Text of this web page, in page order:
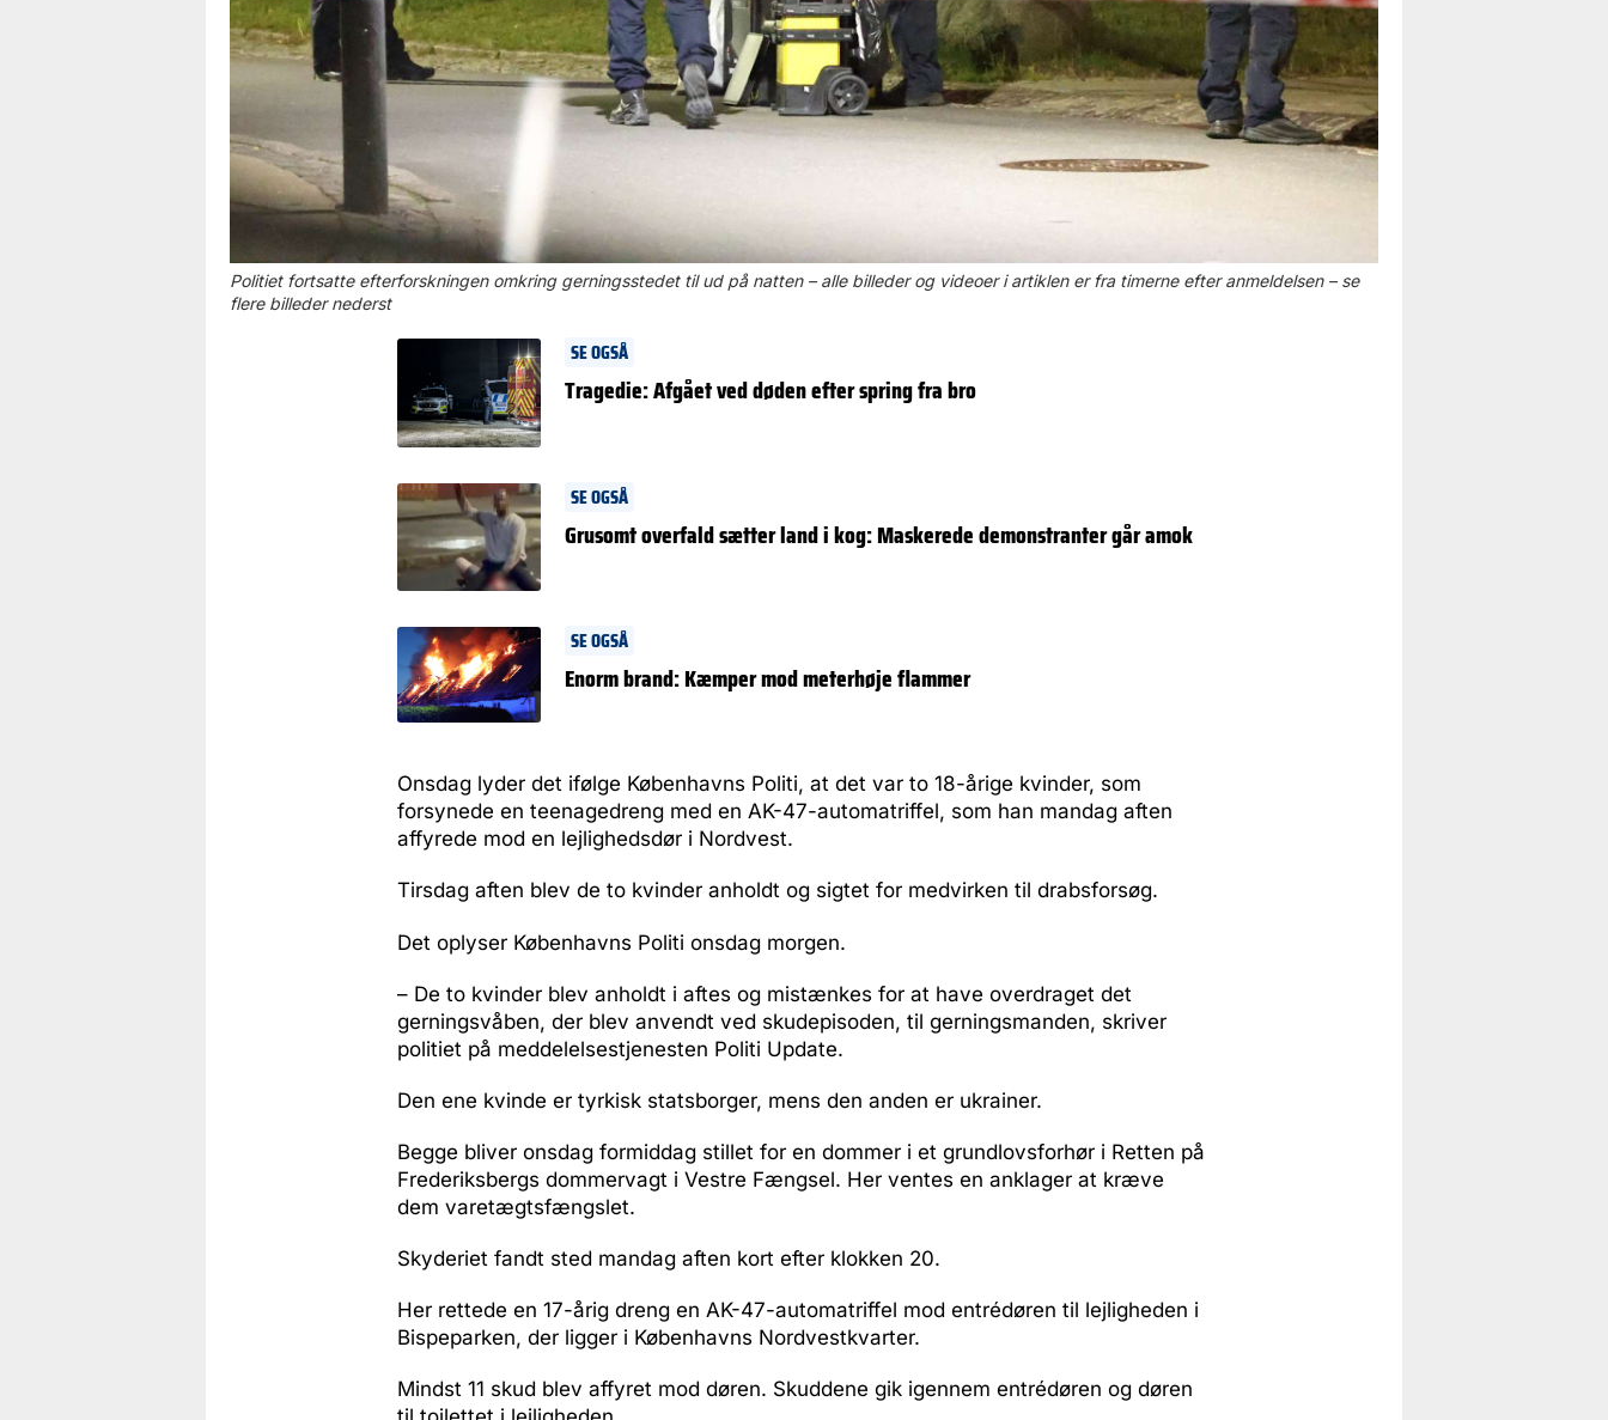
Politiet fortsatte efterforskningen omkring gerningsstedet til ud på natten – alle billeder og videoer i artiklen er fra timerne efter anmeldelsen – se
flere billeder nederst
SE OGSÅ
Tragedie: Afgået ved døden efter spring fra bro
SE OGSÅ
Grusomt overfald sætter land i kog: Maskerede demonstranter går amok
SE OGSÅ
Enorm brand: Kæmper mod meterhøje flammer
Onsdag lyder det ifølge Københavns Politi, at det var to 18-årige kvinder, som
forsynede en teenagedreng med en AK-47-automatriffel, som han mandag aften
affyrede mod en lejlighedsdør i Nordvest.
Tirsdag aften blev de to kvinder anholdt og sigtet for medvirken til drabsforsøg.
Det oplyser Københavns Politi onsdag morgen.
– De to kvinder blev anholdt i aftes og mistænkes for at have overdraget det
gerningsvåben, der blev anvendt ved skudepisoden, til gerningsmanden, skriver
politiet på meddelelsestjenesten Politi Update.
Den ene kvinde er tyrkisk statsborger, mens den anden er ukrainer.
Begge bliver onsdag formiddag stillet for en dommer i et grundlovsforhør i Retten på
Frederiksbergs dommervagt i Vestre Fængsel. Her ventes en anklager at kræve
dem varetægtsfængslet.
Skyderiet fandt sted mandag aften kort efter klokken 20.
Her rettede en 17-årig dreng en AK-47-automatriffel mod entrédøren til lejligheden i
Bispeparken, der ligger i Københavns Nordvestkvarter.
Mindst 11 skud blev affyret mod døren. Skuddene gik igennem entrédøren og døren